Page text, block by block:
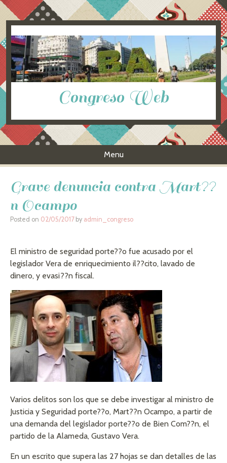
Congreso Web
Menu
Grave denuncia contra Mart??
n Ocampo
Posted on 02/05/2017by admin_congreso
El ministro de seguridad porte??o fue acusado por el
legislador Vera de enriquecimiento il??cito, lavado de
dinero, y evasi??n fiscal.
Varios delitos son los que se debe investigar al ministro de
Justicia y Seguridad porte??o, Mart??n Ocampo, a partir de
una demanda del legislador porte??o de Bien Com??n, el
partido de la Alameda, Gustavo Vera.
En un escrito que supera las 27 hojas se dan detalles de las